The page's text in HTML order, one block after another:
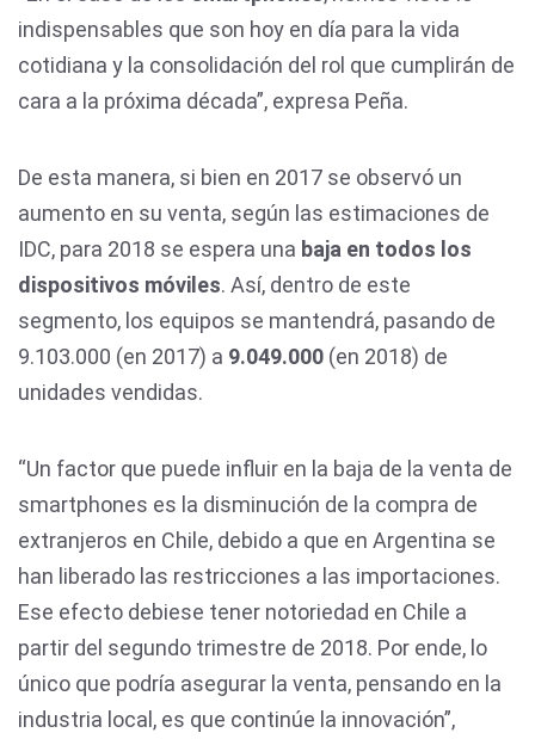
indispensables que son hoy en día para la vida
cotidiana y la consolidación del rol que cumplirán de
cara a la próxima década”, expresa Peña.
De esta manera, si bien en 2017 se observó un
aumento en su venta, según las estimaciones de
IDC, para 2018 se espera una baja en todos los
dispositivos móviles. Así, dentro de este
segmento, los equipos se mantendrá, pasando de
9.103.000 (en 2017) a 9.049.000 (en 2018) de
unidades vendidas.
“Un factor que puede influir en la baja de la venta de
smartphones es la disminución de la compra de
extranjeros en Chile, debido a que en Argentina se
han liberado las restricciones a las importaciones.
Ese efecto debiese tener notoriedad en Chile a
partir del segundo trimestre de 2018. Por ende, lo
único que podría asegurar la venta, pensando en la
industria local, es que continúe la innovación”,